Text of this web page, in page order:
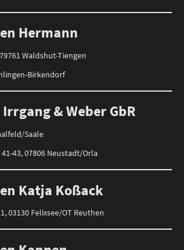
Hermann
Waldshut-Tiengen
Birkendorf
& Weber GbR
Saale
43, 07806 Neustadt/Orla
Katja Koßack
03130 Felixsee/OT Reuthen